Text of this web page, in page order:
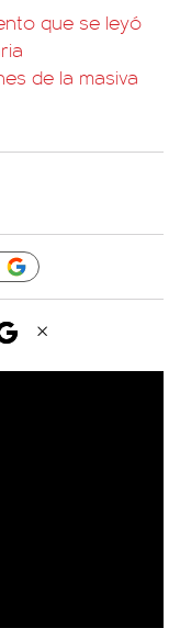
que se leyó
de la masiva